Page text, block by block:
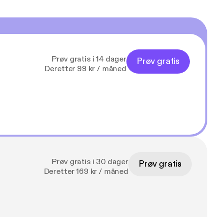
Prøv gratis i 14 dager
Deretter 99 kr / måned
Prøv gratis
Prøv gratis i 30 dager
Deretter 169 kr / måned
Prøv gratis